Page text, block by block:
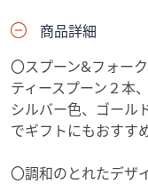
商品詳細
〇スプーン&フォー
ティースプーン２本
シルバー色、ゴール
でギフトにもおすす
〇調和のとれたデザ